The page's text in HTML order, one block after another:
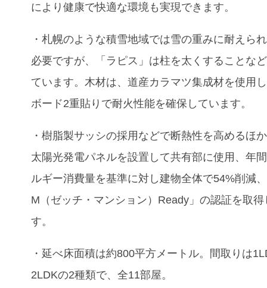
により健康で快適な環境も実現できます。
・札幌のような積雪地域では雪の重みに耐えら
必要ですが、「ラピス」は柱を太くすることな
ています。木材は、道産カラマツ集成材を使用
ボード2重貼りで耐火性能を確保しています。
・樹脂製サッシの採用などで断熱性を高めるほ
太陽光発電パネルを設置して共有部に使用、年
ルギー消費量を基準に対し建物全体で54%削減
M（ゼッチ・マンション）Ready」の認証を取
す。
・延べ床面積は約800平方メートル。間取りは
2LDKの2種類で、全11部屋。